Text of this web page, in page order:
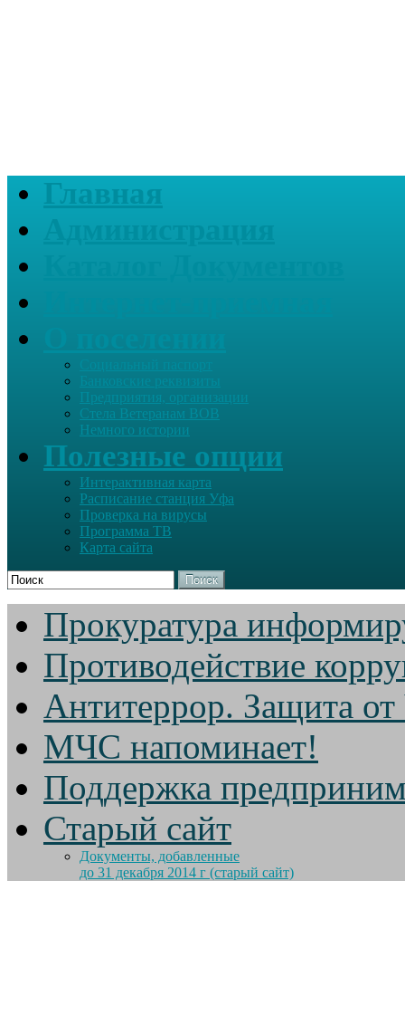
Главная
Банковские реквизиты
Предприятия, организации
Стела Ветеранам ВОВ
Немного истории
Полезные опции
Интерактивная карта
Расписание станция Уфа
Проверка на вирусы
Программа ТВ
Карта сайта
Поиск
Прокуратура
Противодействие
Антитеррор. Защита
МЧС напоминает!
Поддержка
Старый сайт
Документы, добавленные
до 31 декабря 2014 г (старый сайт)